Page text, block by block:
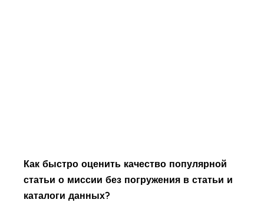
Как быстро оценить качество популярной
статьи о миссии без погружения в статьи и
каталоги данных?